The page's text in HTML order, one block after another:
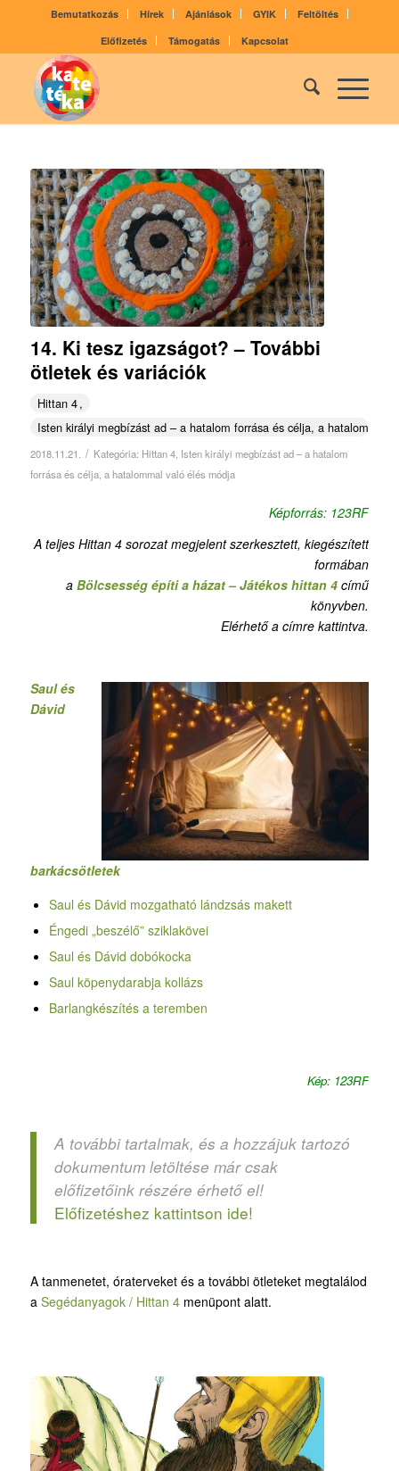
Bemutatkozás Hírek Ajánlások GYIK
Feltöltés
Előfizetés
Támogatás Kapcsolat
14. Ki tesz igazságot? – További
ötletek és variációk
Hittan 4
Isten királyi megbízást ad – a hatalom forrása és célja, a hatalommal
2018.11.21. / Kategória: Hittan 4, Isten királyi megbízást ad – a hatalom
forrása és célja, a hatalommal való élés módja
Képforrás: 123RF
A teljes Hittan 4 sorozat megjelent szerkesztett, kiegészített
formában
aBölcsesség építi a házat – Játékos hittan 4 című
könyvben.
Elérhető a címre kattintva.
Saul és
Dávid
barkácsötletek
Saul és Dávid mozgatható lándzsás makett
Éngedi „beszélő” sziklakövei
Saul és Dávid dobókocka
Saul köpenydarabja kollázs
Barlangkészítés a teremben
Kép: 123RF
A további tartalmak, és a hozzájuk tartozó
dokumentum letöltése már csak
előfizetőink részére érhető el!
Előfizetéshez kattintson ide!
A tanmenetet, óraterveket és a további ötleteket megtalálod
a Segédanyagok / Hittan 4menüpont alatt.